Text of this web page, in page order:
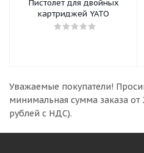
Пистолет для двойных
картриджей YATO
Уважаемые покупатели!
минимальная сумма заказа от
рублей с НДС).